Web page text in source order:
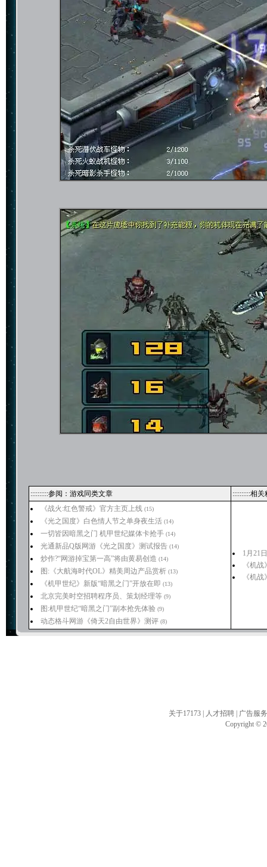
::::::::::参阅：游戏同类文章
::::::::::相
《战火:红色警戒》官方主页上线 (15)
《光之国度》白色情人节之单身夜生活 (14)
一切皆因暗黑之门 机甲世纪媒体卡抢手 (14)
光通新品Q版网游《光之国度》测试报告 (14)
炒作?“网游掉宝第一高”将由黄易创造 (14)
图:《大航海时代OL》精美周边产品赏析 (13)
《机甲世纪》新版“暗黑之门”开放在即 (13)
北京完美时空招聘程序员、策划经理等 (9)
图:机甲世纪“暗黑之门”副本抢先体验 (9)
动态格斗网游《倚天2自由世界》测评 (8)
1月21
《机
《机
关于17173 人才招聘
广告服务
Copyright ©